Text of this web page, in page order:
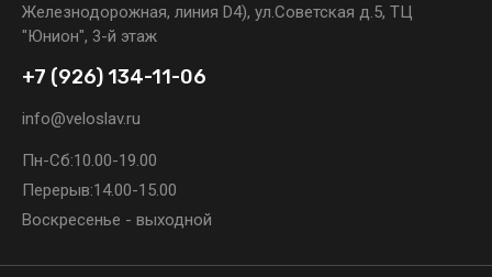
Железнодорожная, линия D4), ул.Советская д.5, ТЦ
"Юнион", 3-й этаж
+7 (926) 134-11-06
info@veloslav.ru
Пн-Сб:10.00-19.00
Перерыв:14.00-15.00
Воскресенье - выходной